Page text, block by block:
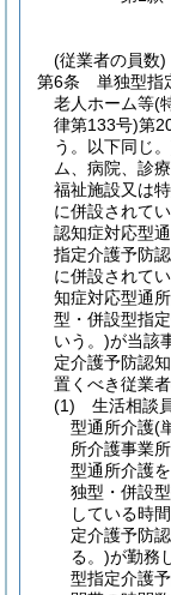
(従業者の員数)
第6条
単独型指
老人ホーム等(
律第133号)第
う。以下同じ
ム、病院、診
福祉施設又は
に併設されて
認知症対応型
指定介護予防
に併設されて
知症対応型通
型・併設型指
いう。)が当該
定介護予防認
置くべき従業
(1)
生活相談
型通所介護(
所介護事業
型通所介護
独型・併設
している時
定介護予防
る。)が勤務
型指定介護